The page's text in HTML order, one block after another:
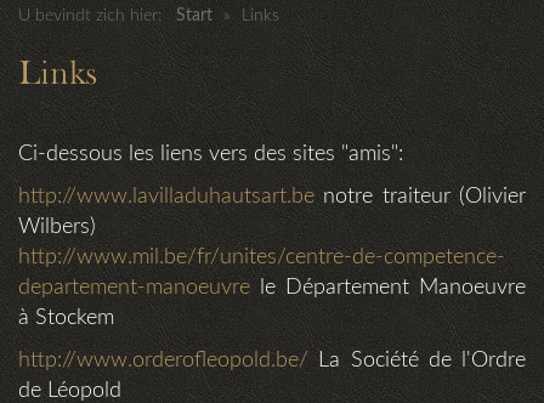
U bevindt zich hier: Start » Links
Links
Ci-dessous les liens vers des sites "amis":
http://www.lavilladuhautsart.benotre traiteur (Olivier
Wilbers)
http://www.mil.be/fr/unites/centre-de-competence-
departement-manoeuvre le Département Manoeuvre
à Stockem
http://www.orderofleopold.be/ La Société de l'Ordre
de Léopold